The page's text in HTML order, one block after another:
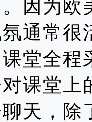
因为欧
通常很
堂全程
课堂上
天，除